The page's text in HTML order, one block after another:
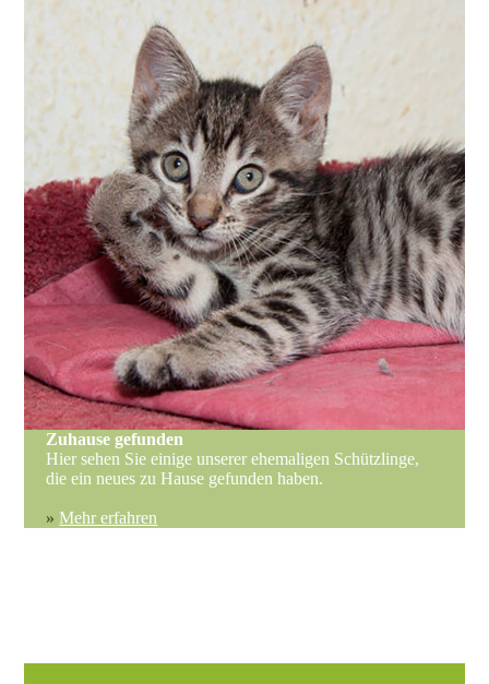
Zuhause gefunden
Hier sehen Sie einige unserer ehemaligen Schützlinge,
die ein neues zu Hause gefunden haben.
» Mehr erfahren